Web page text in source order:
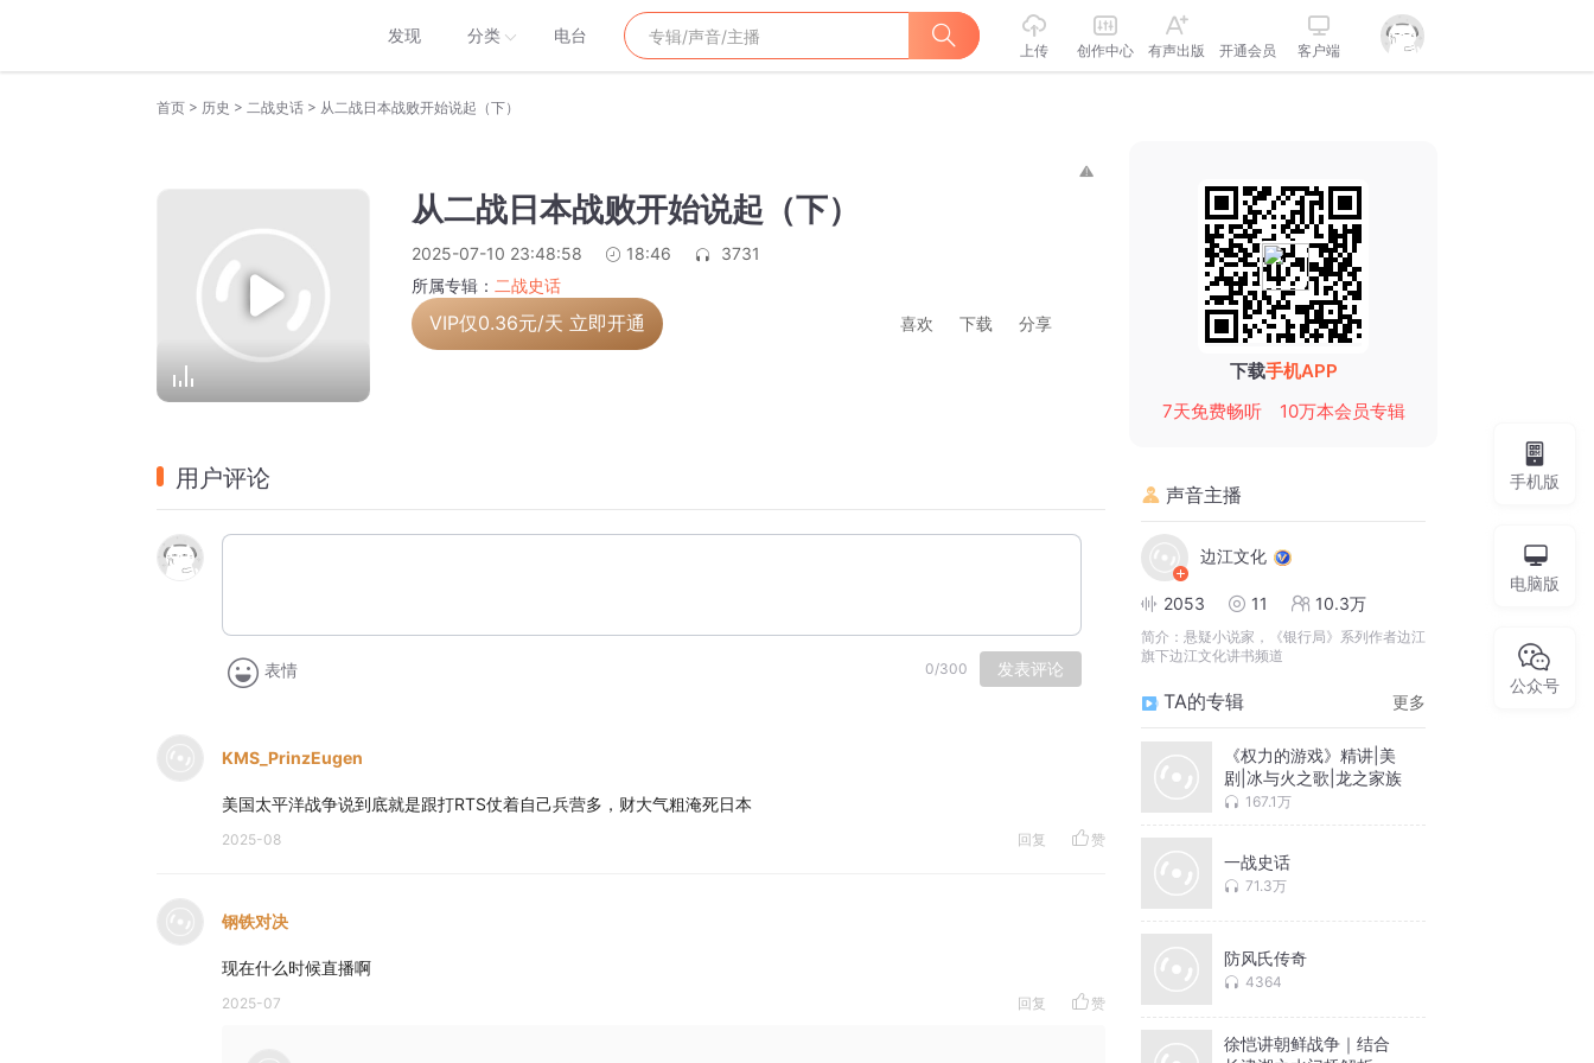
发现 分类 电台
上传 创作中心 有声出版 开通会员 客户端
首页 > 历史 > 二战史话 > 从二战日本战败开始说起（下）
从二战日本战败开始说起（下）
2025-07-10 23:48:58 18:46
3731
所属专辑： 二战史话
VIP仅0.36元/天 立即开通 喜欢 下载 分享
用户评论
表情 0/300 发表评论
KMS_PrinzEugen
美国太平洋战争说到底就是跟打RTS仗着自己兵营多，财大气粗淹死日本
2025-08 回复 赞
钢铁对决
现在什么时候直播啊
2025-07 回复 赞
下载手机APP
7天免费畅听
10万本会员专辑
声音主播
边江文化
2053 11 10.3万
简介： 悬疑小说家，《银行局》系列作者边江
旗下边江文化讲书频道
TA的专辑 更多
《权力的游戏》精讲|美
剧|冰与火之歌|龙之家族
167.1万
一战史话
71.3万
防风氏传奇
4364
徐恺讲朝鲜战争｜结合
手机版
电脑版
公众号